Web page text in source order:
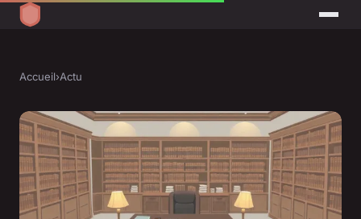
Accueil›Actu